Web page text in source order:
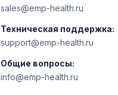
sales@emp-health.ru
Техническая поддержка:
support@emp-health.ru
Общие вопросы:
info@emp-health.ru